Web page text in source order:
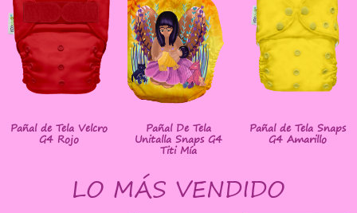
Pañal de Tela Velcro
G4 Rojo
Pañal De Tela
Unitalla Snaps G4
Titi Mía
Pañal de Tela Snaps
G4 Amarillo
LO MÁS VENDIDO